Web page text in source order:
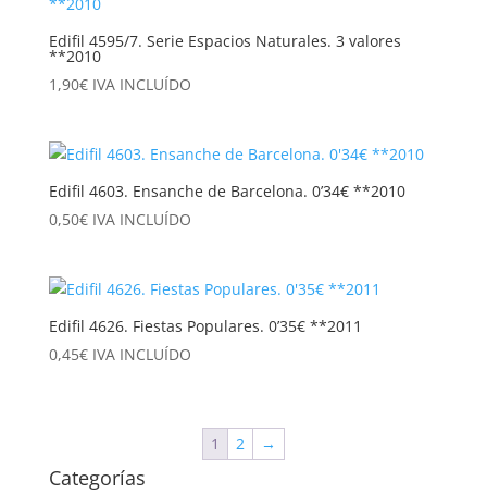
Edifil 4595/7. Serie Espacios Naturales. 3 valores
**2010
1,90€ IVA INCLUÍDO
Edifil 4603. Ensanche de Barcelona. 0’34€ **2010
0,50€ IVA INCLUÍDO
Edifil 4626. Fiestas Populares. 0’35€ **2011
0,45€ IVA INCLUÍDO
1 2 →
Categorías